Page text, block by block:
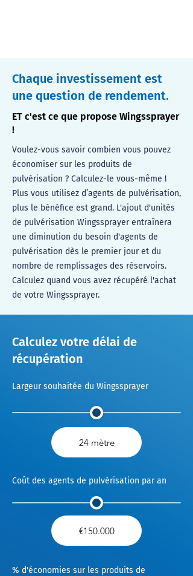
Chaque investissement est
une question de rendement.
ET c'est ce que propose Wingssprayer
!
Voulez-vous savoir combien vous pouvez
économiser sur les produits de
pulvérisation ? Calculez-le vous-même !
Plus vous utilisez d’agents de pulvérisation,
plus le bénéfice est grand. L'ajout d'unités
de pulvérisation Wingssprayer entraînera
une diminution du besoin d'agents de
pulvérisation dès le premier jour et du
nombre de remplissages des réservoirs.
Calculez quand vous avez récupéré l'achat
de votre Wingssprayer.
Calculez votre délai de
récupération
Largeur souhaitée du Wingssprayer
Coût des agents de pulvérisation par an
% d'économies sur les produits de